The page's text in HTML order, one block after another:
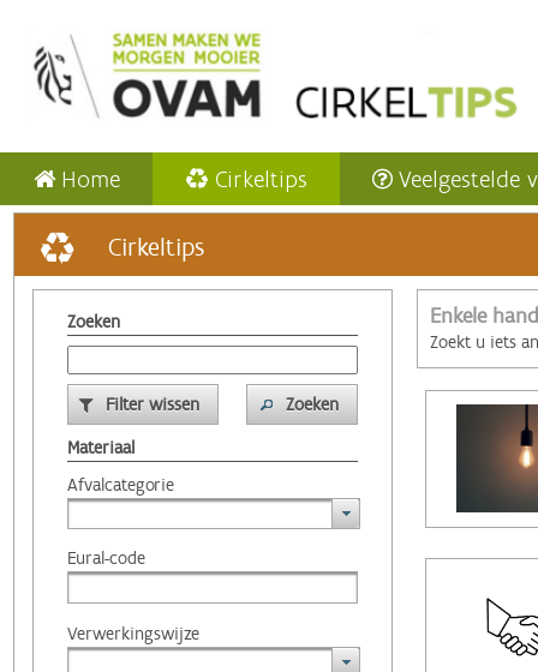
Home Cirkeltips Veelgestelde
Cirkeltips
Zoeken
Filter wissen
Zoeken
Materiaal
Afvalcategorie
Eural-code
Verwerkingswijze
Enkele
Zoekt u iets